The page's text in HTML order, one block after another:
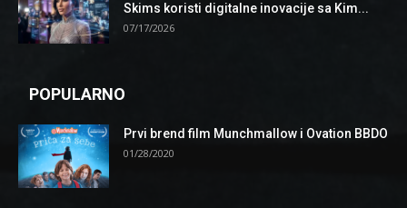
Skims koristi digitalne inovacije sa Kim...
07/17/2026
POPULARNO
Prvi brend film Munchmallow i Ovation BBDO
01/28/2020